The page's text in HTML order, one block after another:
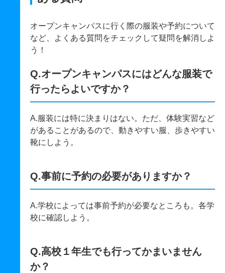
オープンキャンパスに行く際の服装や予約について
など、よくある質問をチェックして疑問を解消しよ
う！
Q.オープンキャンパスにはどんな服装で
行ったらよいですか？
A.服装には特に決まりはない。ただ、体験実習など
があることがあるので、動きやすい服、歩きやすい
靴にしよう。
Q.事前に予約の必要がありますか？
A.学校によっては事前予約が必要なところも。各学
校に確認しよう。
Q.高校１年生でも行ってかまいません
か？